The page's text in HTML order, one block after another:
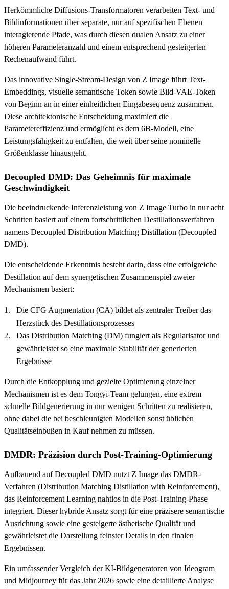
Herkömmliche Diffusions-Transformatoren verarbeiten Text- und
Bildinformationen über separate, nur auf spezifischen Ebenen
interagierende Pfade, was durch diesen dualen Ansatz zu einer
höheren Parameteranzahl und einem entsprechend gesteigerten
Rechenaufwand führt.
Das innovative Single-Stream-Design von Z Image führt Text-
Embeddings, visuelle semantische Token sowie Bild-VAE-Token
von Beginn an in einer einheitlichen Eingabesequenz zusammen.
Diese architektonische Entscheidung maximiert die
Parametereffizienz und ermöglicht es dem 6B-Modell, eine
Leistungsfähigkeit zu entfalten, die weit über seine nominelle
Größenklasse hinausgeht.
Decoupled DMD: Das Geheimnis für maximale
Geschwindigkeit
Die beeindruckende Inferenzleistung von Z Image Turbo in nur acht
Schritten basiert auf einem fortschrittlichen Destillationsverfahren
namens Decoupled Distribution Matching Distillation (Decoupled
DMD).
Die entscheidende Erkenntnis besteht darin, dass eine erfolgreiche
Destillation auf dem synergetischen Zusammenspiel zweier
Mechanismen basiert:
Die CFG Augmentation (CA) bildet als zentraler Treiber das
Herzstück des Destillationsprozesses
Das Distribution Matching (DM) fungiert als Regularisator und
gewährleistet so eine maximale Stabilität der generierten
Ergebnisse
Durch die Entkopplung und gezielte Optimierung einzelner
Mechanismen ist es dem Tongyi-Team gelungen, eine extrem
schnelle Bildgenerierung in nur wenigen Schritten zu realisieren,
ohne dabei die bei beschleunigten Modellen sonst üblichen
Qualitätseinbußen in Kauf nehmen zu müssen.
DMDR: Präzision durch Post-Training-Optimierung
Aufbauend auf Decoupled DMD nutzt Z Image das DMDR-
Verfahren (Distribution Matching Distillation with Reinforcement),
das Reinforcement Learning nahtlos in die Post-Training-Phase
integriert. Dieser hybride Ansatz sorgt für eine präzisere semantische
Ausrichtung sowie eine gesteigerte ästhetische Qualität und
gewährleistet die Darstellung feinster Details in den finalen
Ergebnissen.
Ein umfassender Vergleich der KI-Bildgeneratoren von Ideogram
und Midjourney für das Jahr 2026 sowie eine detaillierte Analyse